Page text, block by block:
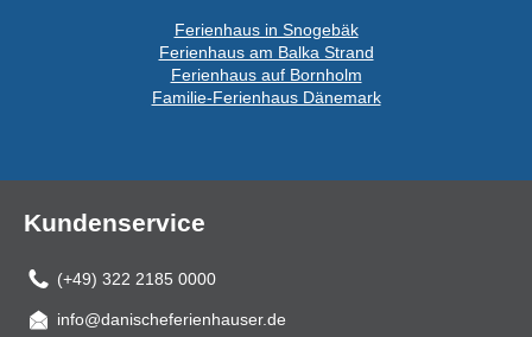
Ferienhaus in Snogebäk
Ferienhaus am Balka Strand
Ferienhaus auf Bornholm
Familie-Ferienhaus Dänemark
Kundenservice
(+49) 322 2185 0000
info@danischeferienhauser.de